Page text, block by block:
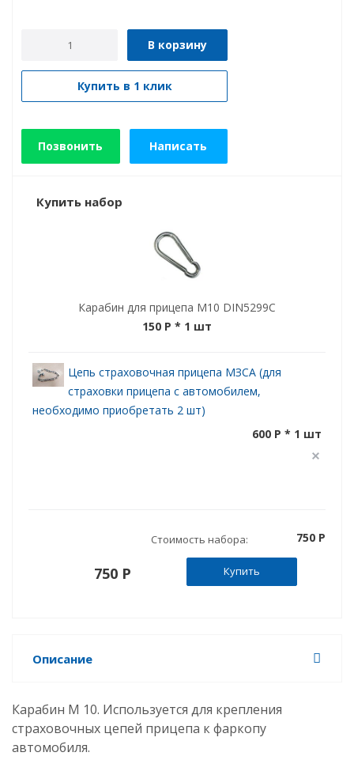
В корзину
Купить в 1 клик
Позвонить Написать
Купить набор
Карабин для прицепа М10 DIN5299C
150 P * 1 шт
Цепь страховочная прицепа МЗСА (для
страховки прицепа с автомобилем,
необходимо приобретать 2 шт)
600 P * 1 шт
Стоимость набора: 750 P
750 P Купить
Описание
Карабин М 10. Используется для крепления
страховочных цепей прицепа к фаркопу
автомобиля.